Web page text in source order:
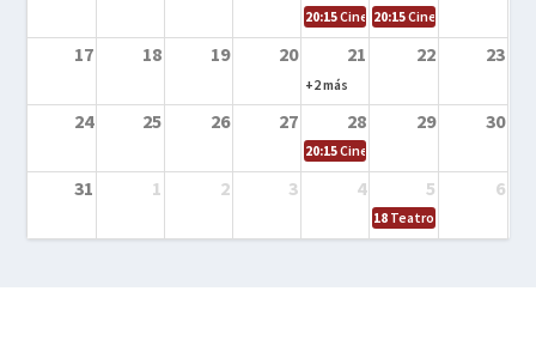
20:15Cine en la calle – Tortugas
20:15Cine en la calle –
17 18 19 20 21 22 23
+2 más
24 25 26 27 28 29 30
20:15Cine en el calle – Tintín y el
31 1 2 3 4 5 6
18 Teatro – Tres